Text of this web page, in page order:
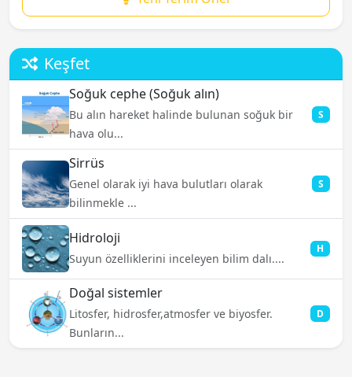
Keşfet
Soğuk cephe (Soğuk alın)
Bu alın hareket halinde bulunan soğuk bir
hava olu...
S
Sirrüs
Genel olarak iyi hava bulutları olarak
bilinmekle ...
S
Hidroloji
Suyun özelliklerini inceleyen bilim dalı....
H
Doğal sistemler
Litosfer, hidrosfer,atmosfer ve biyosfer.
Bunların...
D